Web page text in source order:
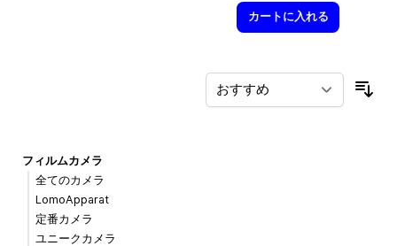
カートに入れる
フィルムカメラ
全てのカメラ
LomoApparat
定番カメラ
ユニークカメラ